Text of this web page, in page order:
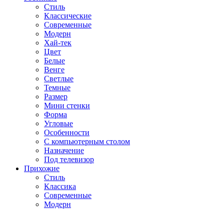
Стиль
Классические
Современные
Модерн
Хай-тек
Цвет
Белые
Венге
Светлые
Темные
Размер
Мини стенки
Форма
Угловые
Особенности
С компьютерным столом
Назначение
Под телевизор
Прихожие
Стиль
Классика
Современные
Модерн